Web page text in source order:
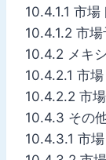
10.4.1.1 市場
10.4.1.2 市場
10.4.2 メキ
10.4.2.1 市
10.4.2.2 市
10.4.3 その
10.4.3.1 市